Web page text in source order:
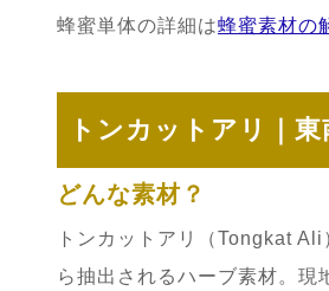
蜂蜜単体の詳細は蜂蜜素材の
トンカットアリ｜
どんな素材？
トンカットアリ（Tongkat
ら抽出されるハーブ素材。現